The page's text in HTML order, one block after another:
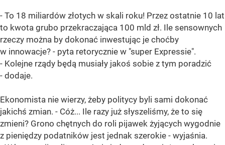
- To 18 miliardów złotych w skali roku! Przez ostatnie 10 lat
to kwota grubo przekraczająca 100 mld zł. Ile sensownych
rzeczy można by dokonać inwestując je choćby
w innowacje? - pyta retorycznie w "super Expressie".
- Kolejne rządy będą musiały jakoś sobie z tym poradzić
- dodaje.
Ekonomista nie wierzy, żeby politycy byli sami dokonać
jakichś zmian. - Cóż... Ile razy już słyszeliśmy, że to się
zmieni? Grono chętnych do roli pijawek żyjących wygodnie
z pieniędzy podatników jest jednak szerokie - wyjaśnia.